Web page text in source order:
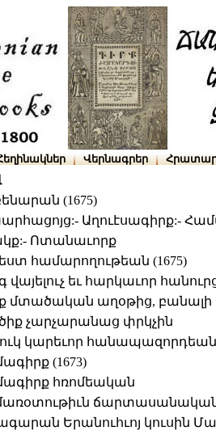
Վերնագրեր
(1675)
Աղուէսագիրք:-
Ոտանաւորք
համարողութեան (1675)
վայելուչ եւ հարկաւոր
մտածական աղօթից, բանալի
չարչարանաց փրկչին
կարեւոր հանապազորդեան
(1673)
հռոմեական
Երանուհւոյ կուսին